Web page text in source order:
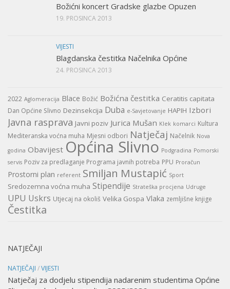
Božićni koncert Gradske glazbe Opuzen
19. PROSINCA 2013
VIJESTI
Blagdanska čestitka Načelnika Općine
24. PROSINCA 2013
2022 Aglomeracija Blace Božić Božićna čestitka Ceratitis capitata
Dan Općine Slivno Dezinsekcija Duba e-Savjetovanje HAPIH Izbori
Javna rasprava Javni poziv Jurica Mušan Klek komarci Kultura
Mediteranska voćna muha Mjesni odbori Natječaj Načelnik Nova
godina Obavijest Općina Slivno Podgradina Pomorski
servis Poziv za predlaganje Programa javnih potreba PPU Proračun
Prostorni plan referent Smiljan Mustapić Sport
Sredozemna voćna muha Stipendije Strateška procjena Udruge
UPU Uskrs Utjecaj na okoliš Velika Gospa Vlaka zemljišne knjige
Čestitka
NATJEČAJI
NATJEČAJI /VIJESTI
Natječaj za dodjelu stipendija nadarenim studentima Općine